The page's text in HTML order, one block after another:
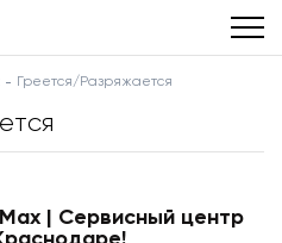
Греется/Разряжается
| Сервисный центр